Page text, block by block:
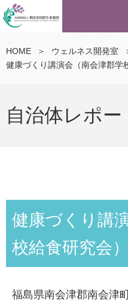
HOME ＞ ウェルネス開発室
健康づくり講演会（南会津郡学
自治体レポー
健康づくり講
校給食研究会）
福島県南会津郡南会津